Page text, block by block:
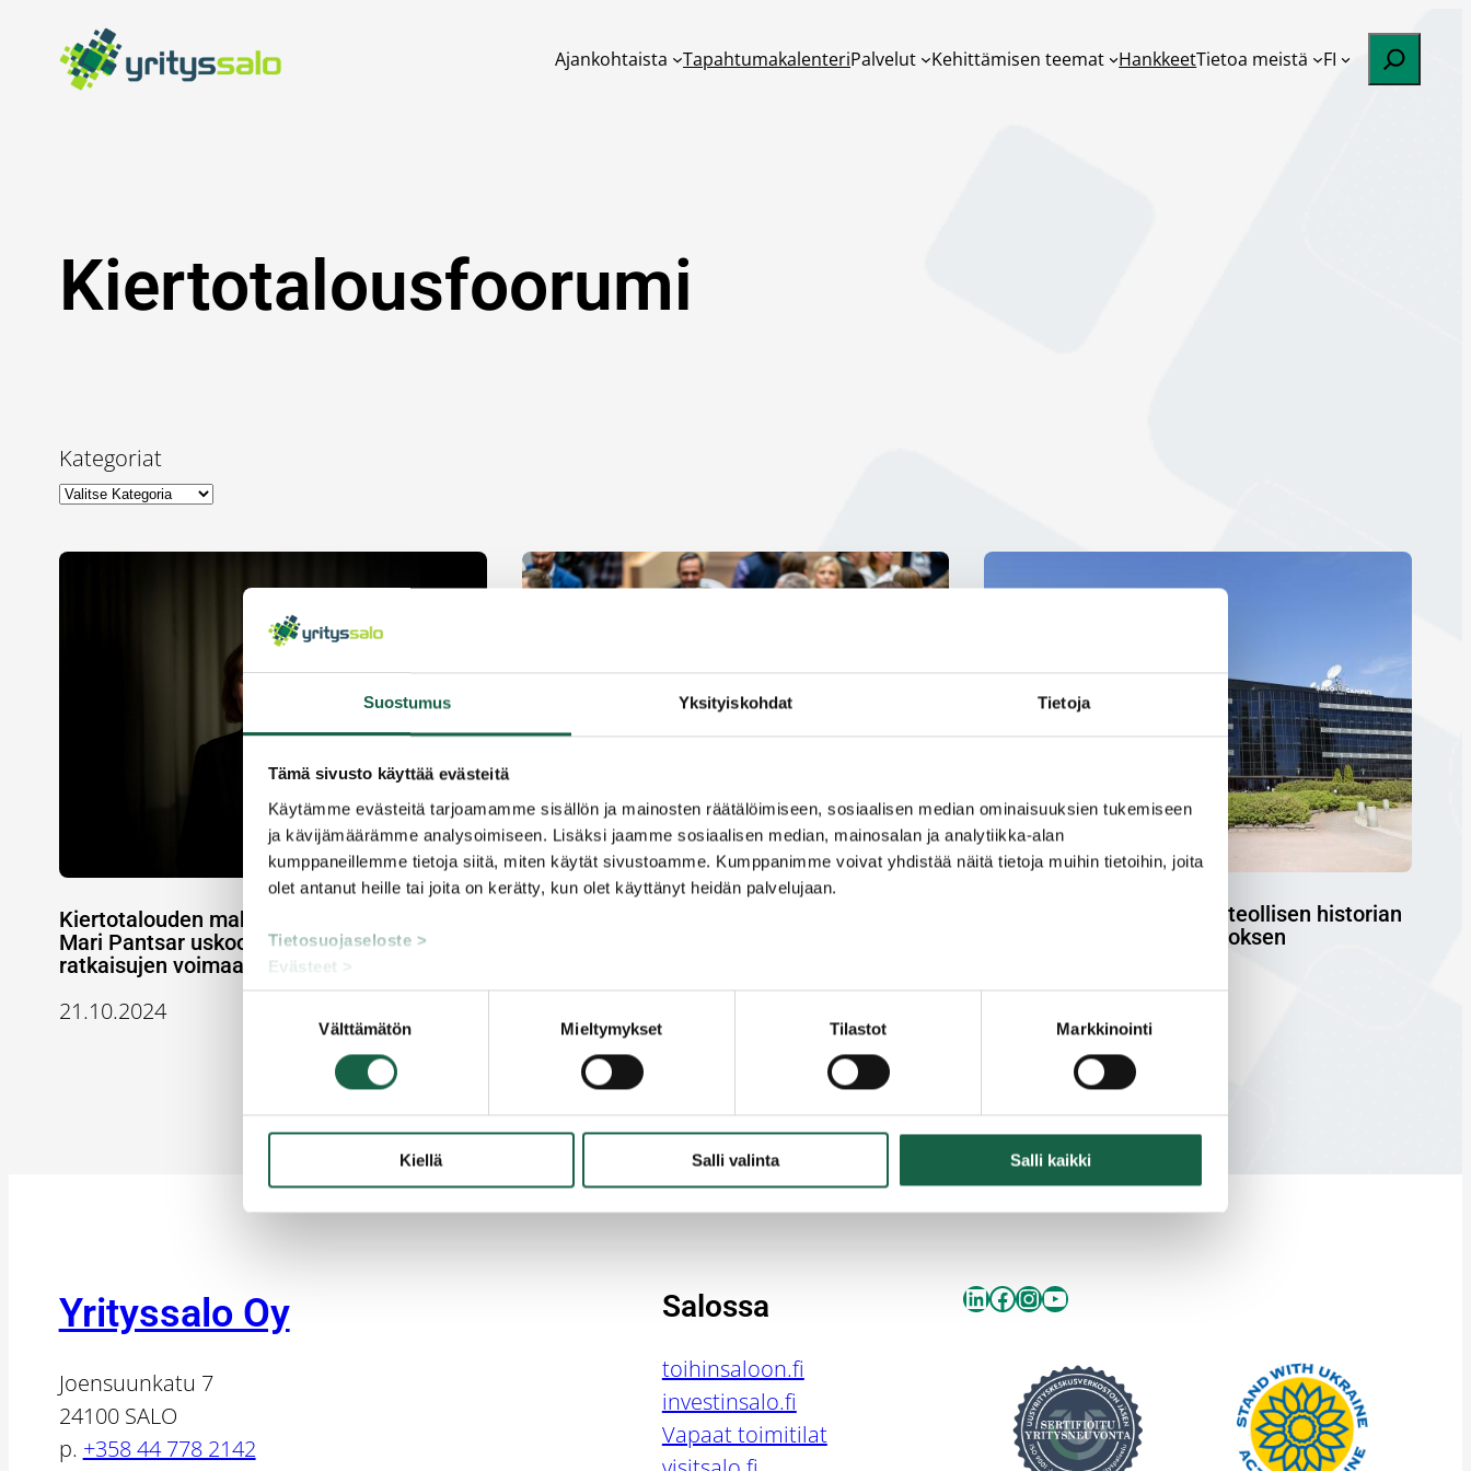
Suostumus Yksityiskohdat Tietoja
Tämä sivusto käyttää evästeitä
Käytämme evästeitä tarjoamamme sisällön ja mainosten räätälöimiseen, sosiaalisen median ominaisuuksien tukemiseen
ja kävijämäärämme analysoimiseen. Lisäksi jaamme sosiaalisen median, mainosalan ja analytiikka-alan
kumppaneillemme tietoja siitä, miten käytät sivustoamme. Kumppanimme voivat yhdistää näitä tietoja muihin tietoihin, joita
olet antanut heille tai joita on kerätty, kun olet käyttänyt heidän palvelujaan.
Tietosuojaseloste >
Evästeet >
Välttämätön Mieltymykset Tilastot Markkinointi
Kiellä Salli valinta Salli kaikki
sisältöön
Ajankohtaista TapahtumakalenteriPalvelut Kehittämisen teemat HankkeetTietoa meistä FI Etsi
Kiertotalousfoorumi
Kategoriat
Kiertotalouden mahdollisuudet kasvussa –
Mari Pantsar uskoo sääntelyn ulkopuolisten
ratkaisujen voimaan
21.10.2024
Kiertotalousfoorumi kokosi kiertotalouden
osaajat Saloon kahdeksi päiväksi
Salon polku läpi Suomen teollisen historian
rankimman rakennemuutoksen
19.6.2018
Yrityssalo Oy
Joensuunkatu 7
24100 SALO
p. +358 44 778 2142
Salossa
toihinsaloon.fi
investinsalo.fi
Vapaat toimitilat
LinkedIn
Facebook
Instagram
YouTube